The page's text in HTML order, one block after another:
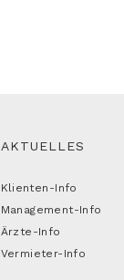
AKTUELLES
Klienten-Info
Management-Info
Ärzte-Info
Vermieter-Info